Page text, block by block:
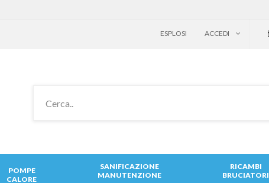
ACCEDI
ESPLOSI
POMPE
CALORE
SANIFICAZIONE
MANUTENZIONE
RICAMBI
BRUCIATORI